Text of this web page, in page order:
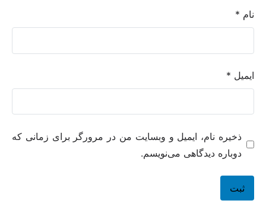
نام *
ایمیل *
ذخیره نام، ایمیل و وبسایت من در مرورگر برای زمانی که
دوباره دیدگاهی می‌نویسم.